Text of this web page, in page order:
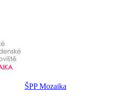
ŠPP Mozaika